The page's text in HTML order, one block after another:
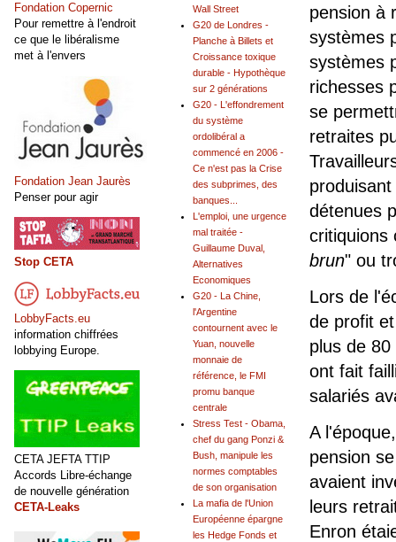
pension à
systèmes
systèmes
richesses
se
retraites
détenues
critiquions
brun" ou
Lors de
de profit
plus de
ont fait
salariés
A
pension
avaient
leurs
Enron
Wall Street
G20 de Londres -
Planche à Billets et
Croissance toxique
durable - Hypothèque
sur 2 générations
G20 - L'effondrement
du système
ordolibéral a
commencé en 2006 -
Ce n'est pas la Crise
des subprimes, des
banques...
L'emploi, une urgence
mal traitée -
Guillaume Duval,
Alternatives
Economiques
G20 - La Chine,
l'Argentine
contournent avec le
Yuan, nouvelle
monnaie de
référence, le FMI
promu banque
centrale
Stress Test - Obama,
chef du gang Ponzi &
Bush, manipule les
normes comptables
de son organisation
La mafia de l'Union
Européenne épargne
les Hedge Fonds et
Fondation Copernic
Pour remettre à l'endroit
ce que le libéralisme
met à l'envers
Fondation Jean Jaurès
Penser pour agir
Stop CETA
LobbyFacts.eu
information chiffrées
lobbying Europe.
CETA JEFTA TTIP
Accords Libre-échange
de nouvelle génération
CETA-Leaks